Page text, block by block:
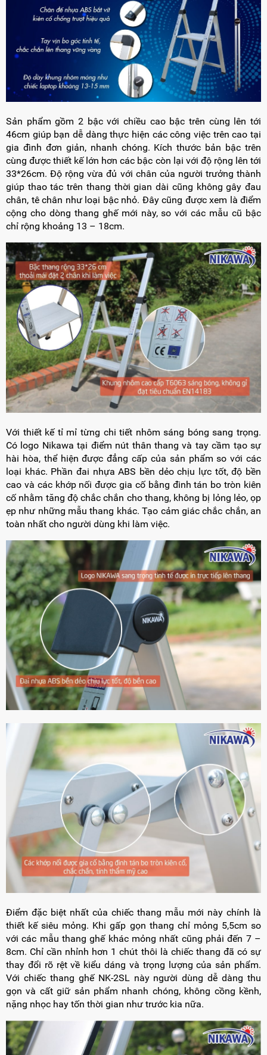
Sản phẩm gồm 2 bậc với chiều cao bậc trên cùng lên tới
46cm giúp bạn dễ dàng thực hiện các công việc trên cao tại
gia đình đơn giản, nhanh chóng. Kích thước bản bậc trên
cùng được thiết kế lớn hơn các bậc còn lại với độ rộng lên tới
33*26cm. Độ rộng vừa đủ với chân của người trưởng thành
giúp thao tác trên thang thời gian dài cũng không gây đau
chân, tê chân như loại bậc nhỏ. Đây cũng được xem là điểm
cộng cho dòng thang ghế mới này, so với các mẫu cũ bậc
chỉ rộng khoảng 13 – 18cm.
Với thiết kế tỉ mỉ từng chi tiết nhôm sáng bóng sang trọng.
Có logo Nikawa tại điểm nút thân thang và tay cầm tạo sự
hài hòa, thể hiện được đẳng cấp của sản phẩm so với các
loại khác. Phần đai nhựa ABS bền dẻo chịu lực tốt, độ bền
cao và các khớp nối được gia cố bằng đinh tán bo tròn kiên
cố nhằm tăng độ chắc chắn cho thang, không bị lỏng lẻo, ọp
ẹp như những mẫu thang khác. Tạo cảm giác chắc chắn, an
toàn nhất cho người dùng khi làm việc.
Điểm đặc biệt nhất của chiếc thang mẫu mới này chính là
thiết kế siêu mỏng. Khi gấp gọn thang chỉ mỏng 5,5cm so
với các mẫu thang ghế khác mỏng nhất cũng phải đến 7 –
8cm. Chỉ cần nhỉnh hơn 1 chút thôi là chiếc thang đã có sự
thay đổi rõ rệt về kiểu dáng và trọng lượng của sản phẩm.
Với chiếc thang ghế NK-2SL này người dùng dễ dàng thu
gọn và cất giữ sản phẩm nhanh chóng, không cồng kềnh,
nặng nhọc hay tốn thời gian như trước kia nữa.